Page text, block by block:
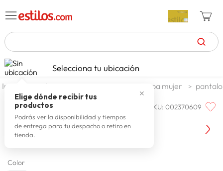
TÉRMINOS MÁS BUSCADOS
1. zapatillas mujer
2. celulares
3. zapatillas hombre
4. moda
6.
Selecciona tu ubicación
✕
Elige dónde recibir tus
productos
Podrás ver la disponibilidad y tiempos
de entrega para tu despacho o retiro en
tienda.
moda y accesorios ropa mujer
BRONCO SKU:002370609
Bronco Jean Wl A- Ivette Dirty
Color